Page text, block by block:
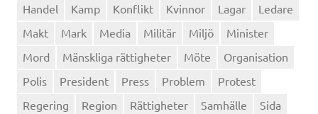
Handel
Kamp Konflikt Kvinnor Lagar
Ledare
Makt
Mark Media Militär Miljö
Minister
Mord
Mänskliga rättigheter Möte
Organisation
Polis
President Press Problem
Protest
Regering
Region Rättigheter Samhälle Sida